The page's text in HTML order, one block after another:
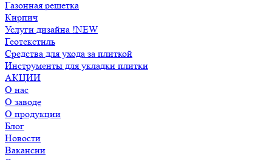
Газонная решетка
Кирпич
Услуги дизайна !NEW
Геотекстиль
Средства для ухода за плиткой
Инструменты для укладки плитки
АКЦИИ
О нас
О заводе
О продукции
Блог
Новости
Вакансии